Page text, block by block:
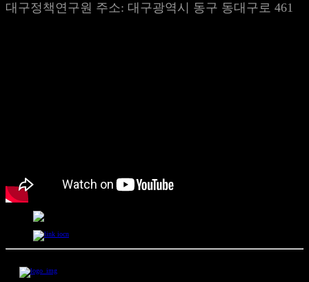
대구정책연구원 주소: 대구광역시 동구 동대구로 461